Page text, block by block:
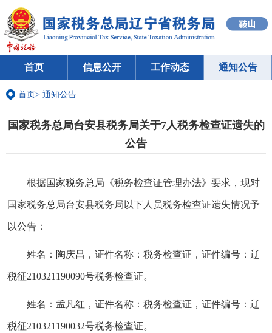
首页 信息公开 工作动态 通知公告
首页> 通知公告
国家税务总局台安县税务局关于7人税务检查证遗失的
公告
根据国家税务总局《税务检查证管理办法》要求，现对
国家税务总局台安县税务局以下人员税务检查证遗失情况予
以公告：
姓名：陶庆昌，证件名称：税务检查证，证件编号：辽
税征210321190090号税务检查证。
姓名：孟凡红，证件名称：税务检查证，证件编号 ：辽
税征210321190032号税务检查证。